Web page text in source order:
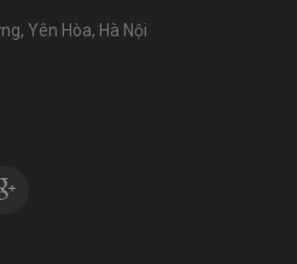
Yên Hòa, Hà Nội